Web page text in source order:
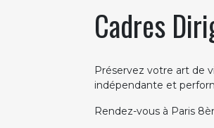
Cadres
Préservez votre art de
indépendante et
Rendez-vous à Paris